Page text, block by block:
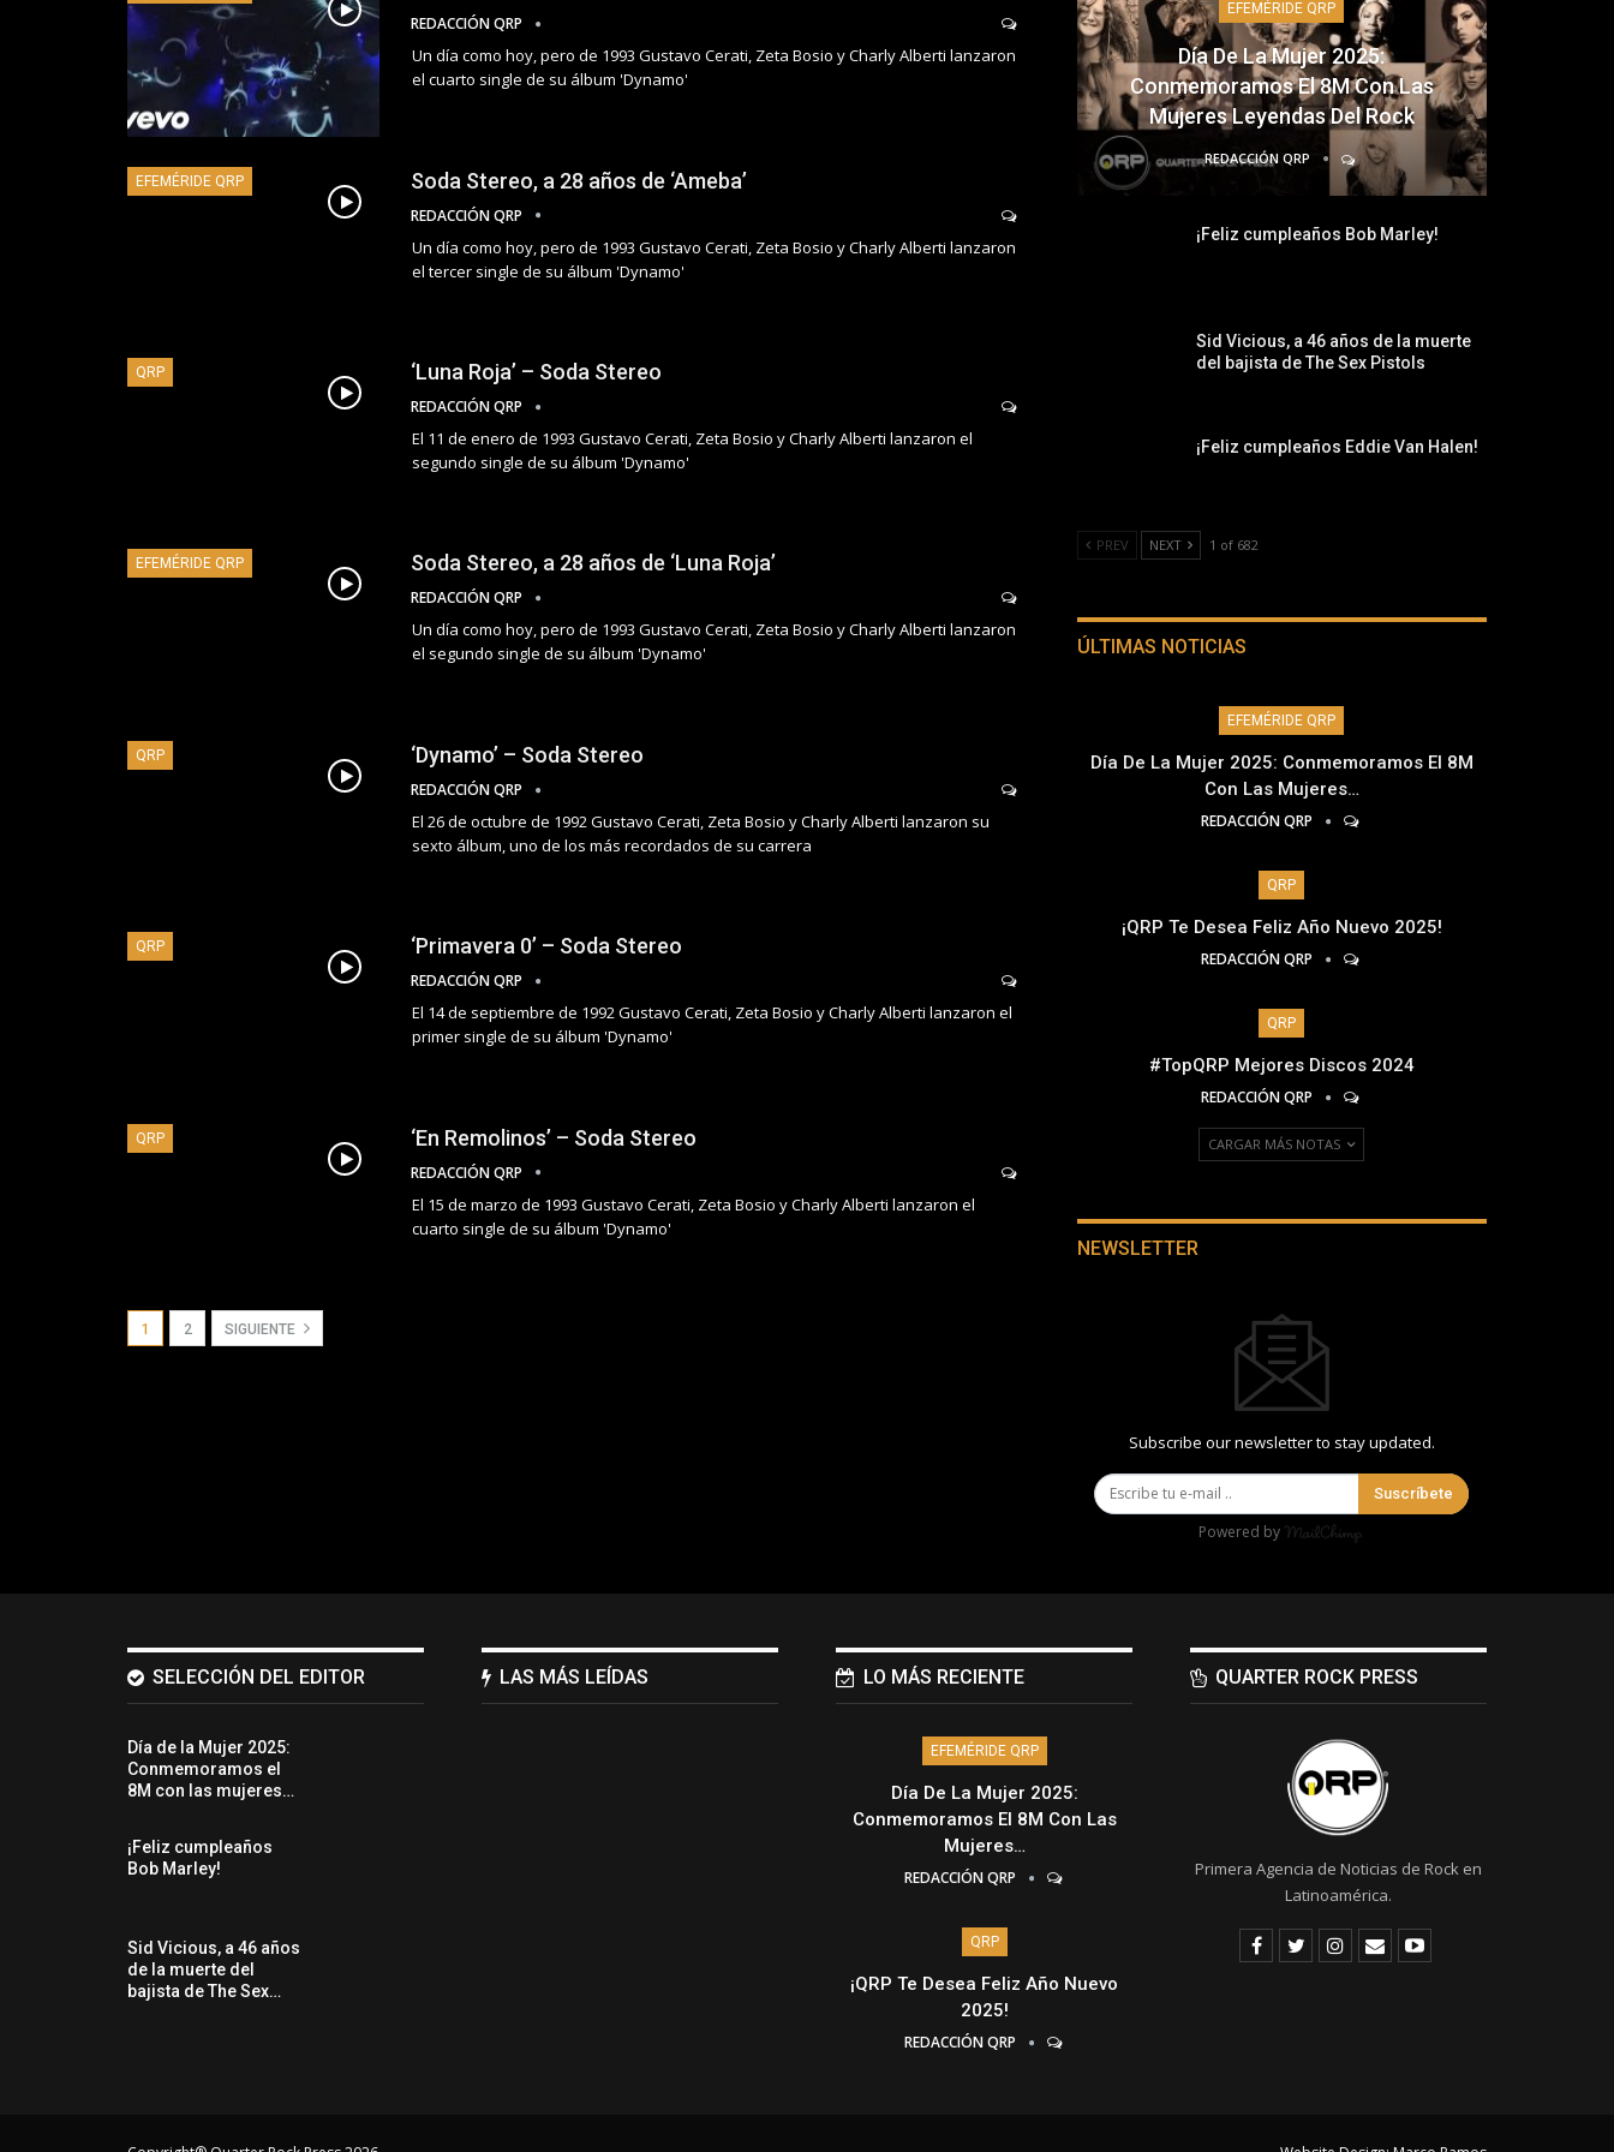
REDACCIÓN QRP
Un día como hoy, pero de 1993 Gustavo Cerati, Zeta Bosio y Charly Alberti lanzaron
el cuarto single de su álbum 'Dynamo'
EFEMÉRIDE QRP Soda Stereo, a 28 años de ‘Ameba’
REDACCIÓN QRP
Un día como hoy, pero de 1993 Gustavo Cerati, Zeta Bosio y Charly Alberti lanzaron
el tercer single de su álbum 'Dynamo'
QRP ‘Luna Roja’ – Soda Stereo
REDACCIÓN QRP
El 11 de enero de 1993 Gustavo Cerati, Zeta Bosio y Charly Alberti lanzaron el
segundo single de su álbum 'Dynamo'
EFEMÉRIDE QRP Soda Stereo, a 28 años de ‘Luna Roja’
REDACCIÓN QRP
Un día como hoy, pero de 1993 Gustavo Cerati, Zeta Bosio y Charly Alberti lanzaron
el segundo single de su álbum 'Dynamo'
QRP ‘Dynamo’ – Soda Stereo
REDACCIÓN QRP
El 26 de octubre de 1992 Gustavo Cerati, Zeta Bosio y Charly Alberti lanzaron su
sexto álbum, uno de los más recordados de su carrera
QRP ‘Primavera 0’ – Soda Stereo
REDACCIÓN QRP
El 14 de septiembre de 1992 Gustavo Cerati, Zeta Bosio y Charly Alberti lanzaron el
primer single de su álbum 'Dynamo'
QRP ‘En Remolinos’ – Soda Stereo
REDACCIÓN QRP
El 15 de marzo de 1993 Gustavo Cerati, Zeta Bosio y Charly Alberti lanzaron el
cuarto single de su álbum 'Dynamo'
1 2 SIGUIENTE
EFEMÉRIDE QRP
Día De La Mujer 2025:
Conmemoramos El 8M Con Las
Mujeres Leyendas Del Rock
REDACCIÓN QRP
¡Feliz cumpleaños Bob Marley!
Sid Vicious, a 46 años de la muerte
del bajista de The Sex Pistols
¡Feliz cumpleaños Eddie Van Halen!
PREV NEXT 1 of 682
ÚLTIMAS NOTICIAS
EFEMÉRIDE QRP
Día De La Mujer 2025: Conmemoramos El 8M
Con Las Mujeres…
REDACCIÓN QRP
QRP
¡QRP Te Desea Feliz Año Nuevo 2025!
REDACCIÓN QRP
QRP
#TopQRP Mejores Discos 2024
REDACCIÓN QRP
CARGAR MÁS NOTAS
NEWSLETTER
Subscribe our newsletter to stay updated.
Suscríbete
Powered by
SELECCIÓN DEL EDITOR
Día de la Mujer 2025:
Conmemoramos el
8M con las mujeres…
¡Feliz cumpleaños
Bob Marley!
Sid Vicious, a 46 años
de la muerte del
bajista de The Sex…
LAS MÁS LEÍDAS LO MÁS RECIENTE
EFEMÉRIDE QRP
Día De La Mujer 2025:
Conmemoramos El 8M Con Las
Mujeres…
REDACCIÓN QRP
QRP
¡QRP Te Desea Feliz Año Nuevo
2025!
REDACCIÓN QRP
QUARTER ROCK PRESS
Primera Agencia de Noticias de Rock en
Latinoamérica.